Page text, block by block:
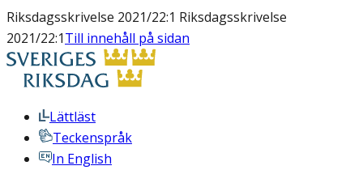
Riksdagsskrivelse 2021/22:1 Riksdagsskrivelse
2021/22:1Till innehåll på sidan
Lättläst
Teckenspråk
In English